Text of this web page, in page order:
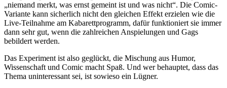
„niemand merkt, was ernst gemeint ist und was nicht“. Die Comic-
Variante kann sicherlich nicht den gleichen Effekt erzielen wie die
Live-Teilnahme am Kabarettprogramm, dafür funktioniert sie immer
dann sehr gut, wenn die zahlreichen Anspielungen und Gags
bebildert werden.
Das Experiment ist also geglückt, die Mischung aus Humor,
Wissenschaft und Comic macht Spaß. Und wer behauptet, dass das
Thema uninteressant sei, ist sowieso ein Lügner.